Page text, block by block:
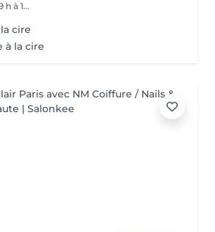
à 1...
cire
à la cire